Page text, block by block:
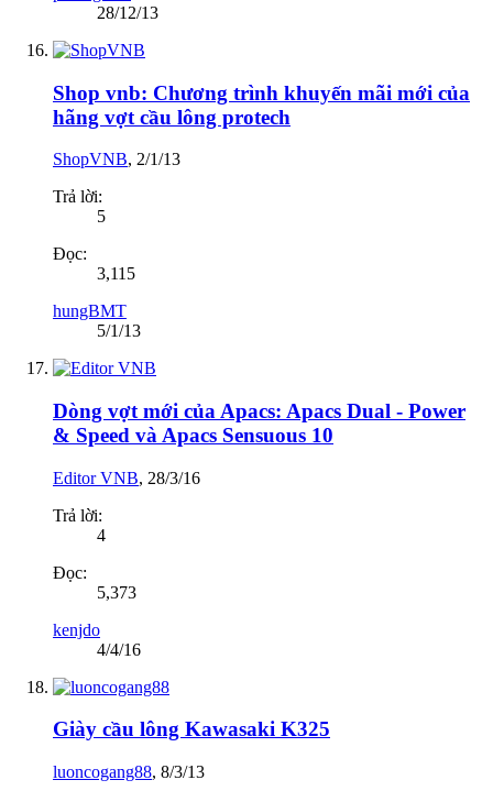
28/12/13
Shop vnb: Chương trình khuyến mãi mới của
hãng vợt cầu lông protech
ShopVNB, 2/1/13
Trả lời:
5
Đọc:
3,115
hungBMT
5/1/13
Dòng vợt mới của Apacs: Apacs Dual - Power
& Speed và Apacs Sensuous 10
Editor VNB, 28/3/16
Trả lời:
4
Đọc:
5,373
kenjdo
4/4/16
Giày cầu lông Kawasaki K325
luoncogang88, 8/3/13